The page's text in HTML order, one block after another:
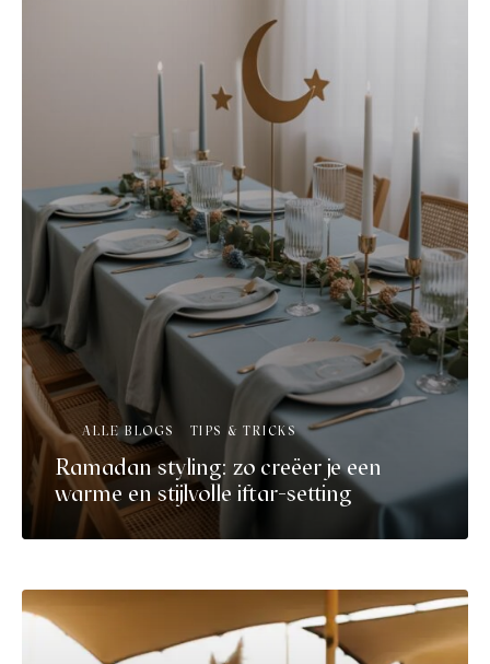
ALLE BLOGS TIPS & TRICKS
Ramadan styling: zo creëer je een
warme en stijlvolle iftar-setting